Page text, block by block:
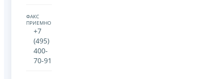
ФАКС
ПРИЕМНОЙ:
+7
(495)
400-
70-91